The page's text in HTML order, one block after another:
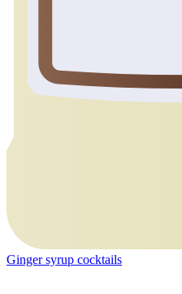
Ginger syrup cocktails